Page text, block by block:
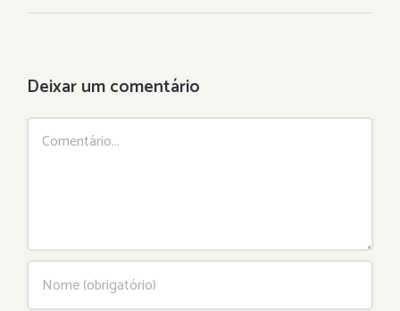
Deixar um comentário
Comentário